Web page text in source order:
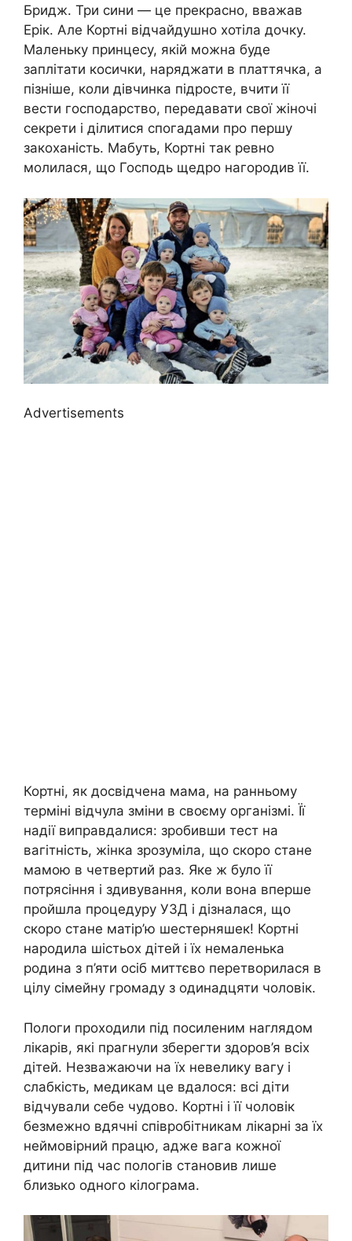
Бридж. Три сини — це прекрасно, вважав
Ерік. Але Кортні відчайдушно хотіла дочку.
Маленьку принцесу, якій можна буде
заплітати косички, наряджати в платтячка, а
пізніше, коли дівчинка підросте, вчити її
вести господарство, передавати свої жіночі
секрети і ділитися спогадами про першу
закоханість. Мабуть, Кортні так ревно
молилася, що Господь щедро нагородив її.
Advertisements
Кортні, як досвідчена мама, на ранньому
терміні відчула зміни в своєму організмі. Її
надії виправдалися: зробивши тест на
вагітність, жінка зрозуміла, що скоро стане
мамою в четвертий раз. Яке ж було її
потрясіння і здивування, коли вона вперше
пройшла процедуру УЗД і дізналася, що
скоро стане матір’ю шестерняшек! Кортні
народила шістьох дітей і їх немаленька
родина з п’яти осіб миттєво перетворилася в
цілу сімейну громаду з одинадцяти чоловік.
Пологи проходили під посиленим наглядом
лікарів, які прагнули зберегти здоров’я всіх
дітей. Незважаючи на їх невелику вагу і
слабкість, медикам це вдалося: всі діти
відчували себе чудово. Кортні і її чоловік
безмежно вдячні співробітникам лікарні за їх
неймовірний працю, адже вага кожної
дитини під час пологів становив лише
близько одного кілограма.